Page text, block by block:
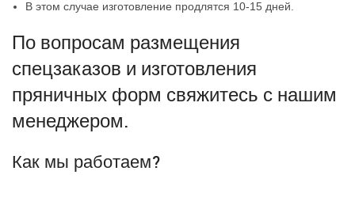
В этом случае изготовление продлятся 10-15 дней.
По вопросам размещения
спецзаказов и изготовления
пряничных форм свяжитесь с нашим
менеджером.
Как мы работаем?